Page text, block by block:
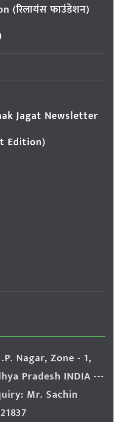
(रिलायंस फाउंडेशन)
Jagat Newsletter
Edition)
Nagar, Zone - 1,
Pradesh INDIA ---
Mr. Sachin